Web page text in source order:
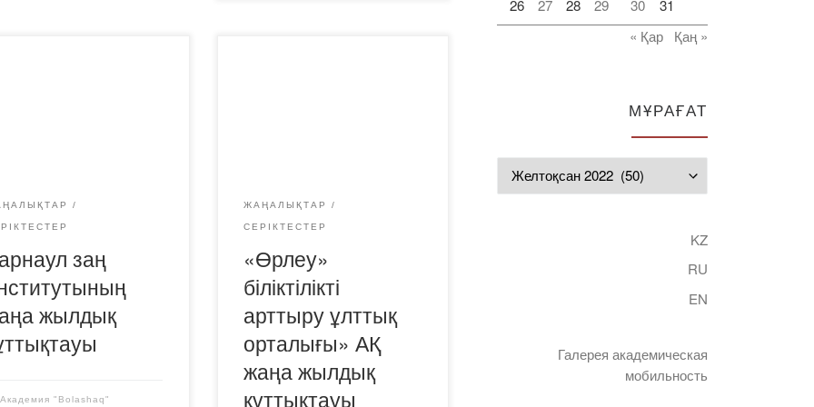
заң
жылдық
Академия "Bolashaq"
ЖАҢАЛЫҚТАР
СЕРІКТЕСТЕР
«Өрлеу»
біліктілікті
арттыру ұлттық
орталығы» АҚ
жаңа жылдық
құттықтауы
26 27 28 29 30
31
« Қар
Қаң »
МҰРАҒАТ
KZ
RU
EN
Галерея академическая
мобильность